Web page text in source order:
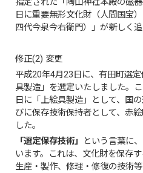
日に重要無形文化財（人間国宝
四代今泉今右衛門）」が新しく追
修正(2) 変更
平成20年4月23日に、有田町選
具製造」を選定いたしました。
日に「上絵具製造」として、国
びに保存技術保持者として、赤
した。
「選定保存技術」
という言葉に
います。これは、文化財を保存
生産・製作、修理・修復の技術